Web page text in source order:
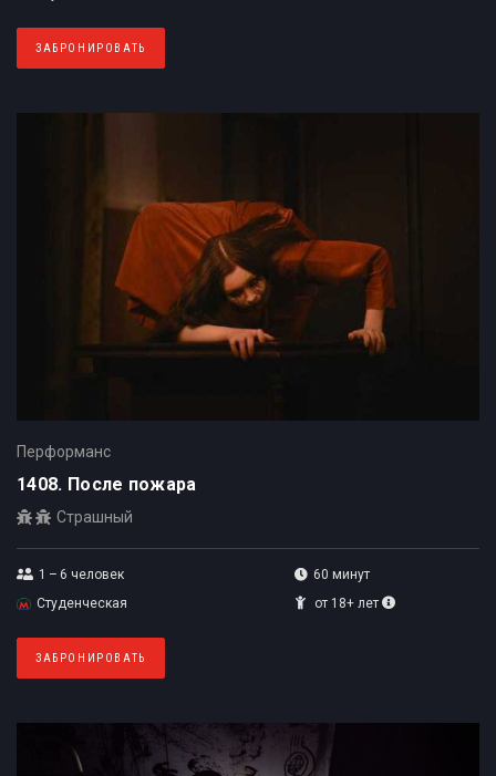
ЗАБРОНИРОВАТЬ
Перформанс
1408. После пожара
Страшный
1 – 6 человек
60 минут
Студенческая
от 18+ лет
ЗАБРОНИРОВАТЬ